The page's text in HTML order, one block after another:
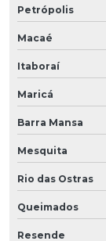
Petrópolis
Macaé
Itaboraí
Maricá
Barra Mansa
Mesquita
Rio das Ostras
Queimados
Resende